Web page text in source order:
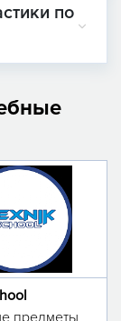
по
предметы